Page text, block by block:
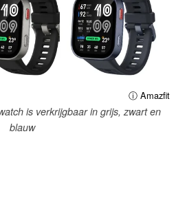
ⓘ Amazfit
is verkrijgbaar in grijs, zwart en
blauw